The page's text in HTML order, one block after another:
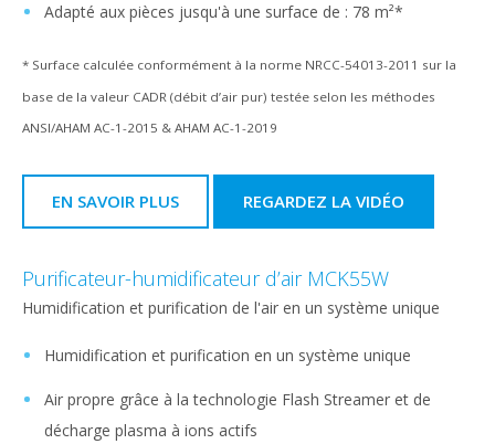
Adapté aux pièces jusqu'à une surface de : 78 m²*
* Surface calculée conformément à la norme NRCC-54013-2011 sur la
base de la valeur CADR (débit d’air pur) testée selon les méthodes
ANSI/AHAM AC-1-2015 & AHAM AC-1-2019
EN SAVOIR PLUS REGARDEZ LA VIDÉO
Purificateur-humidificateur d’air MCK55W
Humidification et purification de l'air en un système unique
Humidification et purification en un système unique
Air propre grâce à la technologie Flash Streamer et de
décharge plasma à ions actifs